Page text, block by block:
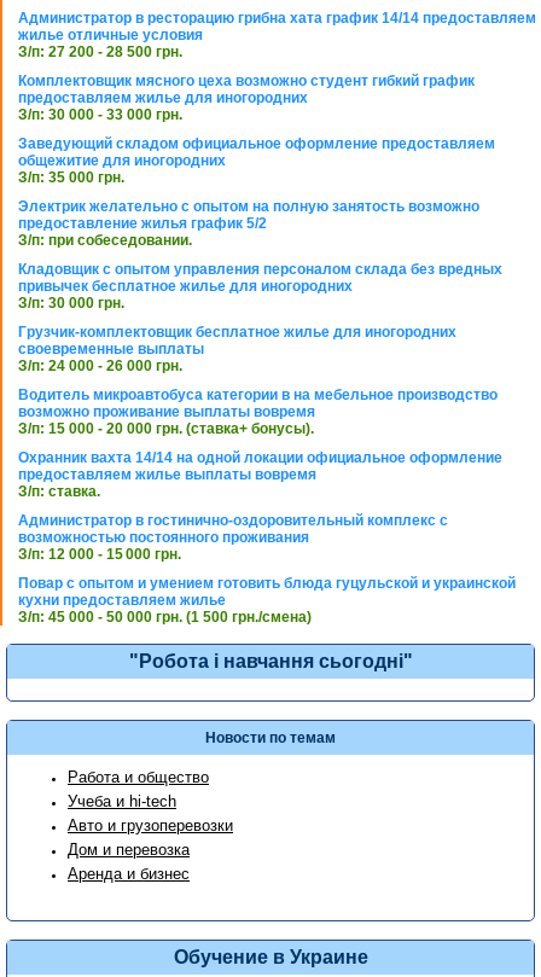
Администратор в ресторацию грибна хата график 14/14 предоставляем
жилье отличные условия
З/п: 27 200 - 28 500 грн.
Комплектовщик мясного цеха возможно студент гибкий график
предоставляем жилье для иногородних
З/п: 30 000 - 33 000 грн.
Заведующий складом официальное оформление предоставляем
общежитие для иногородних
З/п: 35 000 грн.
Электрик желательно с опытом на полную занятость возможно
предоставление жилья график 5/2
З/п: при собеседовании.
Кладовщик с опытом управления персоналом склада без вредных
привычек бесплатное жилье для иногородних
З/п: 30 000 грн.
Грузчик-комплектовщик бесплатное жилье для иногородних
своевременные выплаты
З/п: 24 000 - 26 000 грн.
Водитель микроавтобуса категории в на мебельное производство
возможно проживание выплаты вовремя
З/п: 15 000 - 20 000 грн. (ставка+ бонусы).
Охранник вахта 14/14 на одной локации официальное оформление
предоставляем жилье выплаты вовремя
З/п: ставка.
Администратор в гостинично-оздоровительный комплекс с
возможностью постоянного проживания
З/п: 12 000 - 15 000 грн.
Повар с опытом и умением готовить блюда гуцульской и украинской
кухни предоставляем жилье
З/п: 45 000 - 50 000 грн. (1 500 грн./смена)
"Робота і навчання сьогодні"
Новости по темам
Работа и общество
Учеба и hi-tech
Авто и грузоперевозки
Дом и перевозка
Аренда и бизнес
Обучение в Украине